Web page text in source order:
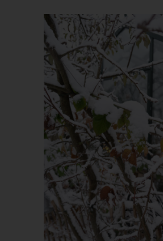
das Cookie gespeichert wurde. Dies
besuchten Internetseiten und Servern,
Browser der betroffenen Person von
die andere Cookies enthalten, zu
Internetbrowser kann über die
wiedererkannt und identifiziert werden.
Durch den Einsatz von Cookies kann
Internetseite nutzerfreundlichere
die Cookie-Setzung nicht möglich wären.
Mittels eines Cookies können die
auf unserer Internetseite im Sinne des
werden. Cookies ermöglichen uns, wie
Benutzer unserer Internetseite
Wiedererkennung ist es, den Nutzern
Internetseite zu erleichtern. Der
Cookies verwendet, muss
Besuch der Internetseite erneut seine